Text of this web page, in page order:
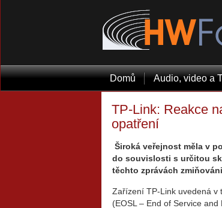
Domů Audio, video a
TP-Link: Reakce
opatření
Široká veřejnost měla v
do souvislosti s určitou
těchto zprávách
Zařízení TP-Link uvedená v
(EOSL – End of Service